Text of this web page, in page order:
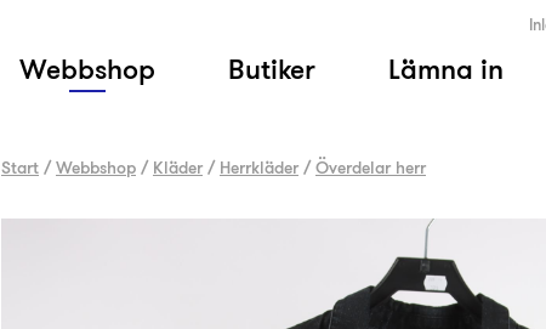
Webbshop Butiker Lämna in
Start /Webbshop / Kläder / Herrkläder /Överdelar herr